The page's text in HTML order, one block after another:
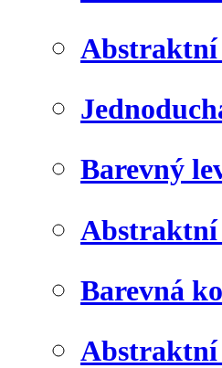
Barevný
Abstraktní
Barevná
Abstraktní